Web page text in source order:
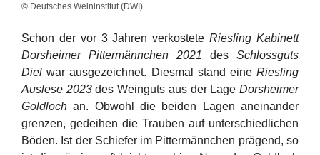
© Deutsches Weininstitut (DWI)
Schon der vor 3 Jahren verkosteteRiesling Kabinett
Dorsheimer Pittermännchen 2021 des Schlossguts
Dielwar ausgezeichnet. Diesmal stand eineRiesling
Auslese 2023des Weinguts aus der Lage Dorsheimer
Goldloch an. Obwohl die beiden Lagen aneinander
grenzen, gedeihen die Trauben auf unterschiedlichen
Böden. Ist der Schiefer im Pittermännchen prägend, so